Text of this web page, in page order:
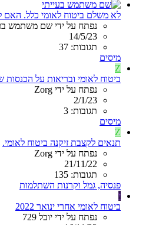
לא משלם ביטוח לאומי כלל. האם
נפתח על ידי שם משתמש
14/5/23
תגובות: 37
מיסים
Z
ביטוח לאומי ובריאות על
נפתח על ידי Zorg
2/1/23
תגובות: 3
מיסים
Z
תנאים לקצבת זיקנה ביטוח לאומי.
נפתח על ידי Zorg
21/11/22
תגובות: 135
פנסיה, גמל וקרנות השתלמות
י
ביטוח לאומי אחרי ינואר 2022
נפתח על ידי יובל 729